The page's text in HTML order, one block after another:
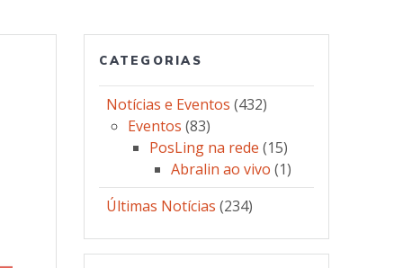
CATEGORIAS
Notícias e Eventos (432)
Eventos (83)
PosLing na rede (15)
Abralin ao vivo (1)
Últimas Notícias (234)